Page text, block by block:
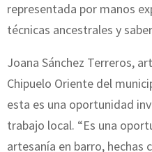
representada por manos
técnicas ancestrales y
Joana Sánchez Terreros,
Chipuelo Oriente del
esta es una oportunidad
trabajo local. “Es una
artesanía en barro, hechas